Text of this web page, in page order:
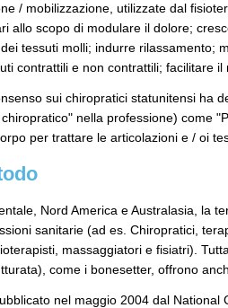
/ mobilizzazione, utilizzate dal
allo scopo di modulare il dolore;
tessuti molli; indurre rilassamento;
contrattili e non contrattili; facilitare
sui chiropratici statunitensi ha
nella professione) come
per trattare le articolazioni e / oi
Nord America e Australasia, la
sanitarie (ad es. Chiropratici,
massaggiatori e fisiatri).
come i bonesetter, offrono
nel maggio 2004 dal